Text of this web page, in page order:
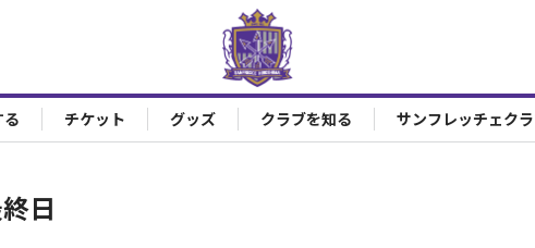
チケット グッズ クラブを知る サンフレッチェク
日